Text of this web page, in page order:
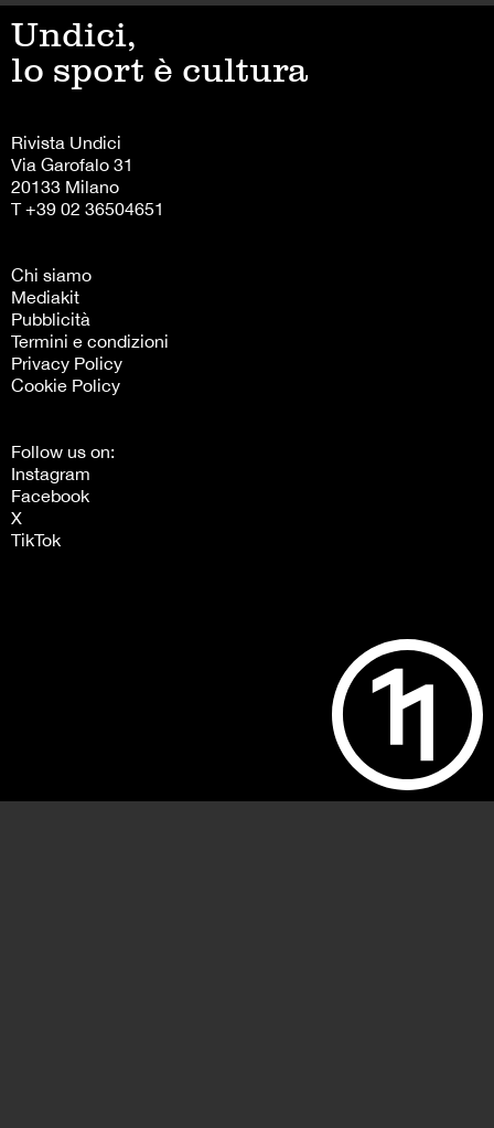
Undici,
lo sport è cultura
Rivista Undici
Via Garofalo 31
20133 Milano
T +39 02 36504651
Chi siamo
Mediakit
Pubblicità
Termini e condizioni
Privacy Policy
Cookie Policy
Follow us on:
Instagram
Facebook
X
TikTok